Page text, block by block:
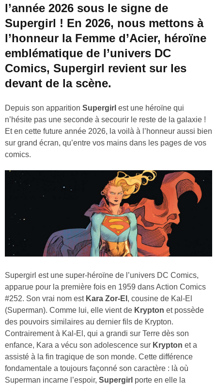
l’année 2026 sous le signe de
Supergirl ! En 2026, nous mettons à
l’honneur la Femme d’Acier, héroïne
emblématique de l’univers DC
Comics, Supergirl revient sur les
devant de la scène.
Depuis son apparition Supergirl est une héroïne qui
n’hésite pas une seconde à secourir le reste de la galaxie !
Et en cette future année 2026, la voilà à l’honneur aussi bien
sur grand écran, qu’entre vos mains dans les pages de vos
comics.
Supergirl est une super-héroïne de l’univers DC Comics,
apparue pour la première fois en 1959 dans Action Comics
#252. Son vrai nom est Kara Zor-El , cousine de Kal-El
(Superman). Comme lui, elle vient de Krypton et possède
des pouvoirs similaires au dernier fils de Krypton.
Contrairement à Kal-El, qui a grandi sur Terre dès son
enfance, Kara a vécu son adolescence sur Krypton et a
assisté à la fin tragique de son monde. Cette différence
fondamentale a toujours façonné son caractère : là où
Superman incarne l’espoir, Supergirl porte en elle la